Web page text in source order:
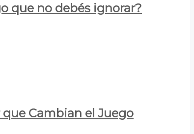
que no debés ignorar?
que Cambian el Juego